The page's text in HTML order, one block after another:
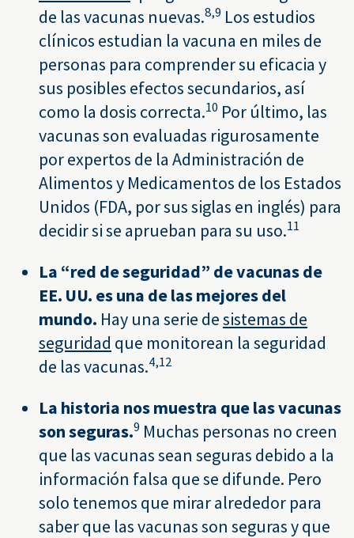
de las vacunas nuevas.8,9 Los estudios
clínicos estudian la vacuna en miles de
personas para comprender su eficacia y
sus posibles efectos secundarios, así
como la dosis correcta.10 Por último, las
vacunas son evaluadas rigurosamente
por expertos de la Administración de
Alimentos y Medicamentos de los Estados
Unidos (FDA, por sus siglas en inglés) para
decidir si se aprueban para su uso.11
La “red de seguridad” de vacunas de
EE. UU. es una de las mejores del
mundo. Hay una serie desistemas de
seguridad que monitorean la seguridad
de las vacunas.4,12
La historia nos muestra que las vacunas
son seguras.9 Muchas personas no creen
que las vacunas sean seguras debido a la
información falsa que se difunde. Pero
solo tenemos que mirar alrededor para
saber que las vacunas son seguras y que